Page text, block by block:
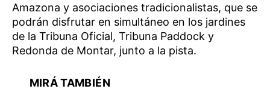
Amazona y asociaciones tradicionalistas, que se
podrán disfrutar en simultáneo en los jardines
de la Tribuna Oficial, Tribuna Paddock y
Redonda de Montar, junto a la pista.